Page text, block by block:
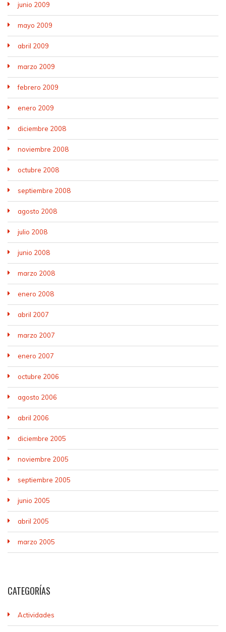
junio 2009
mayo 2009
abril 2009
marzo 2009
febrero 2009
enero 2009
diciembre 2008
noviembre 2008
octubre 2008
septiembre 2008
agosto 2008
julio 2008
junio 2008
marzo 2008
enero 2008
abril 2007
marzo 2007
enero 2007
octubre 2006
agosto 2006
abril 2006
diciembre 2005
noviembre 2005
septiembre 2005
junio 2005
abril 2005
marzo 2005
CATEGORÍAS
Actividades